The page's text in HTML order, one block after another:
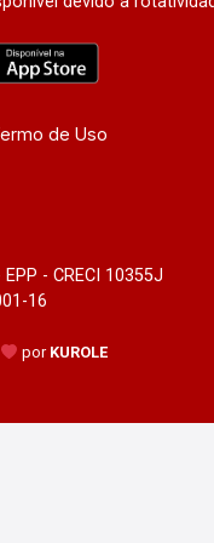
de Uso
- CRECI 10355J
16
por KUROLE